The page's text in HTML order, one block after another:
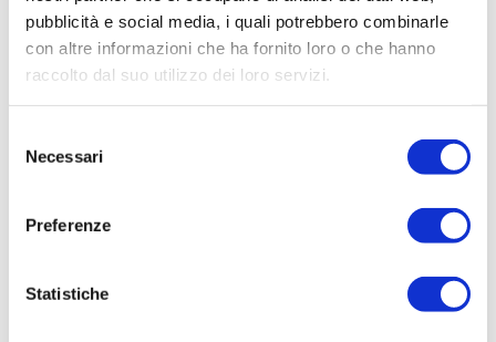
pubblicità e social media, i quali potrebbero combinarle
con altre informazioni che ha fornito loro o che hanno
raccolto dal suo utilizzo dei loro servizi.
delNecessari
Preferenze
Statistiche